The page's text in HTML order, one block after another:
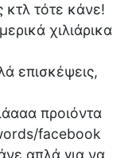
κτλ τότε κάνε!
χιλιάρικα
επισκέψεις,
προιόντα
facebook
απλά για να